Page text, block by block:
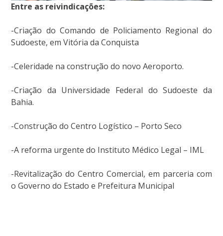
Entre as reivindicações:
-Criação do Comando de Policiamento Regional do
Sudoeste, em Vitória da Conquista
-Celeridade na construção do novo Aeroporto.
-Criação da Universidade Federal do Sudoeste da
Bahia.
-Construção do Centro Logístico – Porto Seco
-A reforma urgente do Instituto Médico Legal – IML
-Revitalização do Centro Comercial, em parceria com
o Governo do Estado e Prefeitura Municipal